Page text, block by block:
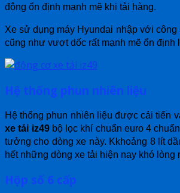
động ổn định mạnh mẽ khi tải hàng.
Xe sử dụng máy Hyundai nhập với
cũng như vượt dốc rất mạnh mẽ ổn
Hệ thống phun nhiên liệu
Hệ thống phun nhiên liệu được cải tiến
xe tải iz49bộ lọc khí chuẩn euro 4
tưởng cho dòng xe này. Kkhoảng 8 lít
hết những dòng xe tải hiện nay khó
Hộp số 6 cấp